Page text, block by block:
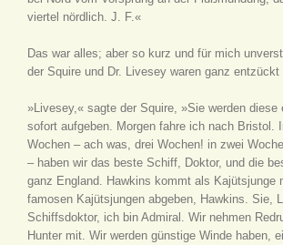
viertel nördlich. J. F.«
Das war alles; aber so kurz und für mich
der Squire und Dr. Livesey waren ganz entzückt
»Livesey,« sagte der Squire, »Sie werden diese
sofort aufgeben. Morgen fahre ich nach Bristol.
Wochen – ach was, drei Wochen! in zwei
– haben wir das beste Schiff, Doktor, und die
ganz England. Hawkins kommt als Kajütsjunge
famosen Kajütsjungen abgeben, Hawkins. Sie,
Schiffsdoktor, ich bin Admiral. Wir nehmen
Hunter mit. Wir werden günstige Winde haben,